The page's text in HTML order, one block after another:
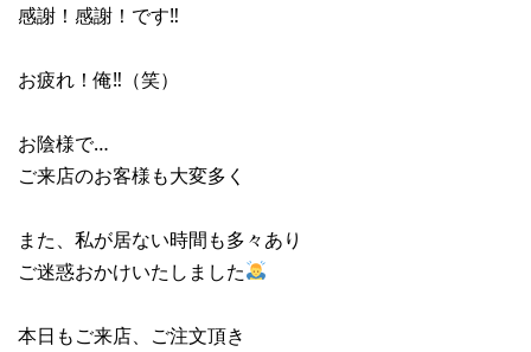
感謝！感謝！です‼︎
お疲れ！俺‼︎（笑）
お陰様で…
ご来店のお客様も大変多く
また、私が居ない時間も多々あり
ご迷惑おかけいたしました
本日もご来店、ご注文頂き